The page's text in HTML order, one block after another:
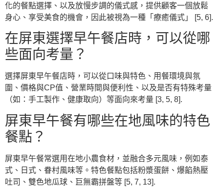
化的餐點選擇、以及放慢步調的儀式感，提供顧客一個放鬆
身心、享受美食的機會，因此被視為一種「療癒儀式」 [5, 6].
在屏東選擇早午餐店時，可以從哪
些面向考量？
選擇屏東早午餐店時，可以從口味與特色、用餐環境與氛
圍、價格與CP值、營業時間與便利性、以及是否有特殊考量
（如：手工製作、健康取向）等面向來考量 [3, 5, 8].
屏東早午餐有哪些在地風味的特色
餐點？
屏東早午餐常選用在地小農食材，並融合多元風味，例如泰
式、日式、眷村風味等。特色餐點包括粉漿蛋餅、爆餡熱壓
吐司、雙色地瓜球、巨無霸拼盤等 [5, 7, 13].